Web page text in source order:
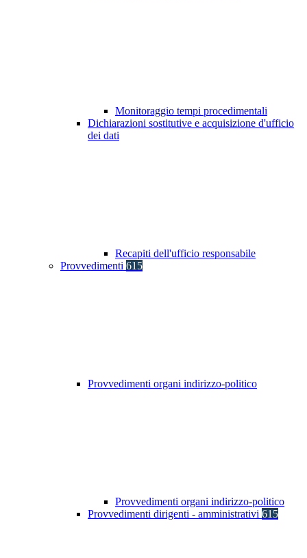
Monitoraggio tempi procedimentali
Dichiarazioni sostitutive e acquisizione d'ufficio
dei dati
Recapiti dell'ufficio responsabile
Provvedimenti 615
Provvedimenti organi indirizzo-politico
Provvedimenti organi indirizzo-politico
Provvedimenti dirigenti - amministrativi 615